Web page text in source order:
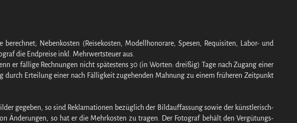
Nebenkosten (Reisekosten, Modellhonorare, Spesen, Requisiten, Labor- und
die Endpreise inkl. Mehrwertsteuer aus.
er fällige Rechnungen nicht spätestens 30 (in Worten: dreißig) Tage nach Zugang einer
Erteilung einer nach Fälligkeit zugehenden Mahnung zu einem früheren Zeitpunkt
gegeben, so sind Reklamationen bezüglich der Bildauffassung sowie der künstlerisch-
Änderungen, so hat er die Mehrkosten zu tragen. Der Fotograf behält den Vergütungs-